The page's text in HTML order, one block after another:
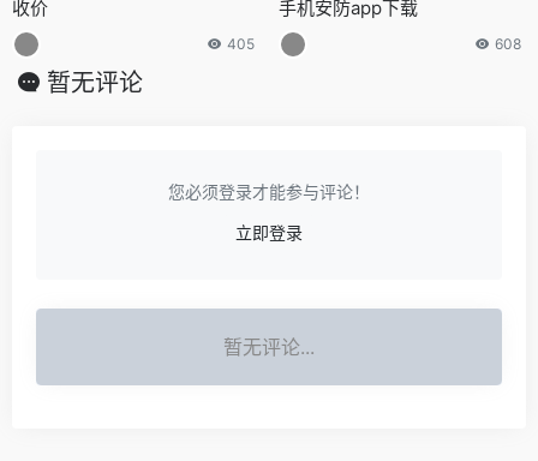
收价
405
手机安防app下载
608
暂无评论
您必须登录才能参与评论！
立即登录
暂无评论...